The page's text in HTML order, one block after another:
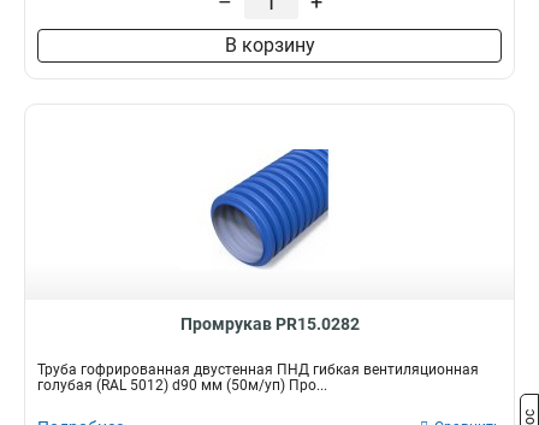
В корзину
Промрукав PR15.0282
Труба гофрированная двустенная ПНД гибкая вентиляционная
голубая (RAL 5012) d90 мм (50м/уп) Про...